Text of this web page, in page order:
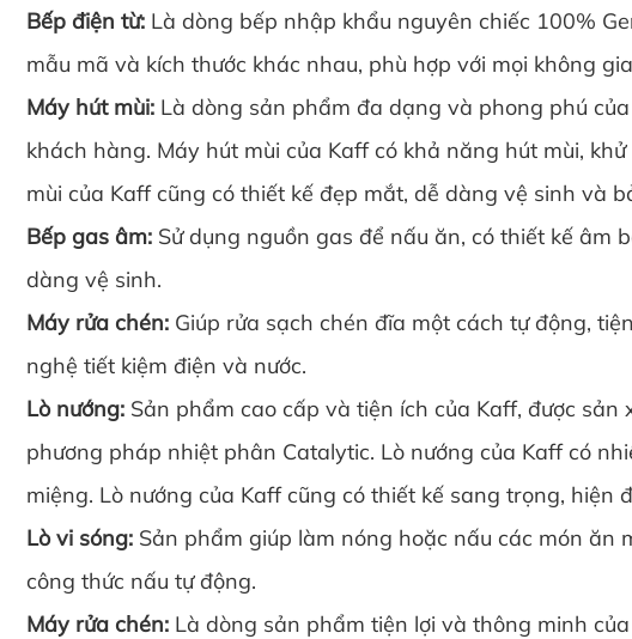
Bếp điện từ: Là dòng bếp nhập khẩu nguyên chiếc 100%
mẫu mã và kích thước khác nhau, phù hợp với mọi không
Máy hút mùi: Là dòng sản phẩm đa dạng và phong phú
khách hàng. Máy hút mùi của Kaff có khả năng hút mùi,
mùi của Kaff cũng có thiết kế đẹp mắt, dễ dàng vệ sinh và
Bếp gas âm: Sử dụng nguồn gas để nấu ăn, có thiết kế âm
dàng vệ sinh.
Máy rửa chén: Giúp rửa sạch chén đĩa một cách tự động,
nghệ tiết kiệm điện và nước.
Lò nướng: Sản phẩm cao cấp và tiện ích của Kaff, được
phương pháp nhiệt phân Catalytic. Lò nướng của Kaff có
miệng. Lò nướng của Kaff cũng có thiết kế sang trọng,
Lò vi sóng: Sản phẩm giúp làm nóng hoặc nấu các món ăn
công thức nấu tự động.
Máy rửa chén: Là dòng sản phẩm tiện lợi và thông minh